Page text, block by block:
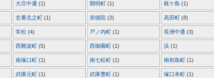
大庄中通 (1) 開明町 (1) 梶ケ島 (1)
玄番北之町 (1) 崇徳院 (2) 高田町 (8)
常松 (4) 戸ノ内町 (1) 長洲中通 (3)
西難波町 (5) 西御園町 (1) 浜 (1)
南塚口町 (1) 南七松町 (1) 南初島町 (1)
武庫元町 (1) 武庫豊町 (1) 塚口本町 (1)